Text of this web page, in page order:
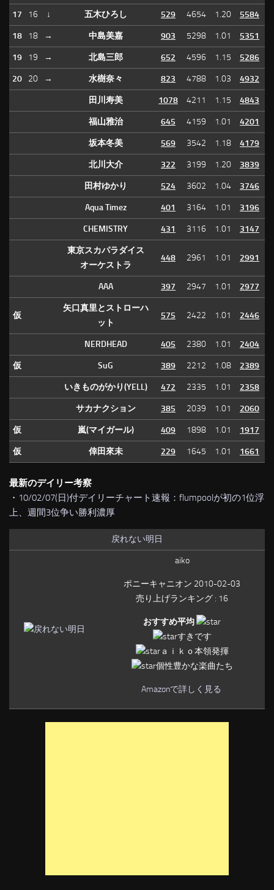
17 16 ↓ 五木ひろし 529 4654 1.20 5584
18 18 → 中島美嘉 903 5298 1.01 5351
19 19 → 北島三郎 652 4596 1.15 5286
20 20 → 水樹奈々 823 4788 1.03 4932
田川寿美 1078 4211 1.15 4843
福山雅治 645 4159 1.01 4201
坂本冬美 569 3542 1.18 4179
北川大介 322 3199 1.20 3839
田村ゆかり 524 3602 1.04 3746
Aqua Timez 401 3164 1.01 3196
CHEMISTRY 431 3116 1.01 3147
東京スカパラダイス
オーケストラ
448 2961 1.01 2991
AAA 397 2947 1.01 2977
仮
矢口真里とストローハ
ット
575 2422 1.01 2446
NERDHEAD 405 2380 1.01 2404
仮 SuG 389 2212 1.08 2389
いきものがかり(YELL) 472 2335 1.01 2358
サカナクション 385 2039 1.01 2060
仮 嵐(マイガール) 409 1898 1.01 1917
仮 倖田來未 229 1645 1.01 1661
最新のデイリー考察
・ 10/02/07(日)付デイリーチャート速報：flumpoolが初の1位浮
上、週間3位争い勝利濃厚
戻れない明日
aiko
ポニーキャニオン 2010-02-03
売り上げランキング : 16
おすすめ平均
すきです
ａｉｋｏ本領発揮
個性豊かな楽曲たち
Amazonで詳しく見る